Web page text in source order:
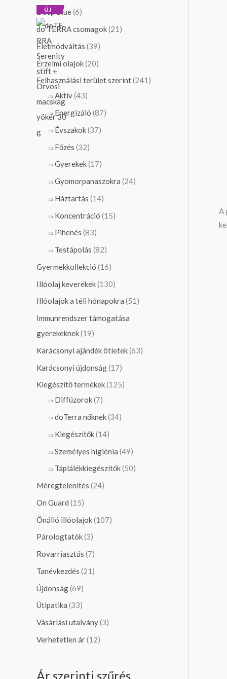
ÚJ
Deep Blue(6)
do TERRA csomagok(21)
Életmódváltás (39)
Érzelmi olajok(20)
Felhasználási terület szerint(241)
Aktív(43)
Energizáló (87)
Évszakok(37)
Főzés (32)
Gyerekek(17)
Gyomorpanaszokra (24)
Háztartás (14)
Koncentráció (15)
Pihenés (83)
Testápolás (82)
Gyermekkollekció (16)
Illóolaj keverékek(130)
Illóolajok a téli hónapokra (51)
Immunrendszer támogatása
gyerekeknek(19)
Karácsonyi ajándék ötletek(63)
Karácsonyi újdonság(17)
Kiegészítő termékek(125)
Diffúzorok(7)
doTerra nőknek(34)
Kiegészítők(14)
Személyes higiénia (49)
Táplálékkiegészítők(50)
Méregtelenítés (24)
On Guard (15)
Önálló illóolajok(107)
Párologtatók(3)
Rovarriasztás (7)
Tanévkezdés (21)
Újdonság(69)
Útipatika (33)
Vásárlási utalvány(3)
Verhetetlen ár(12)
Ár szerinti szűrés
A